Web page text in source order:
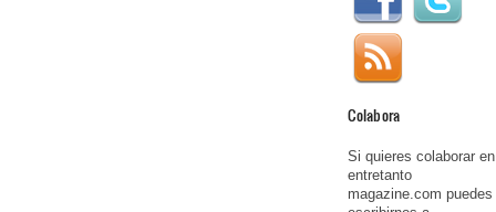
Colabora
Si quieres colaborar en
entretanto
magazine.com puedes